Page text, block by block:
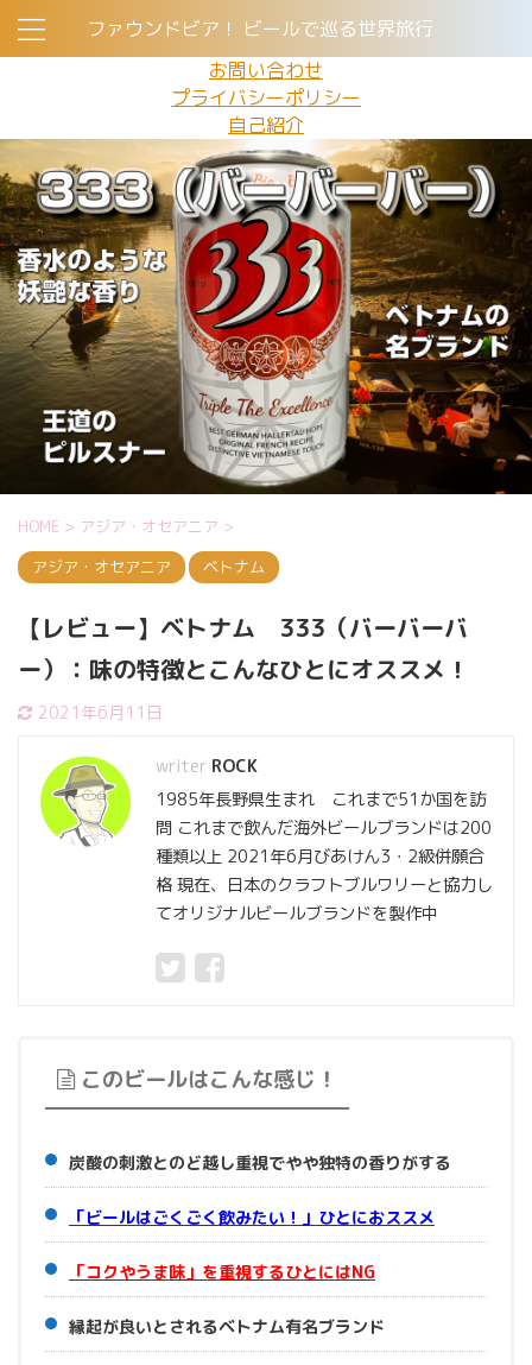
ファウンドビア！ ビールで巡る世界旅行
お問い合わせ
プライバシーポリシー
自己紹介
HOME > アジア・オセアニア >
アジア・オセアニア
ベトナム
【レビュー】ベトナム 333（バーバーバ
ー）：味の特徴とこんなひとにオススメ！
2021年6月11日
ROCK
1985年長野県生まれ これまで51か国を訪
問 これまで飲んだ海外ビールブランドは200
種類以上 2021年6月びあけん3・2級併願合
格 現在、日本のクラフトブルワリーと協力し
てオリジナルビールブランドを製作中
このビールはこんな感じ！
炭酸の刺激とのど越し重視でやや独特の香りがする
「ビールはごくごく飲みたい！」ひとにおススメ
「コクやうま味」を重視するひとにはNG
縁起が良いとされるベトナム有名ブランド